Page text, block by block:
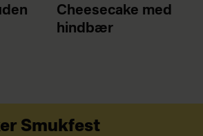
Cheesecake med
hindbær
Smukfest